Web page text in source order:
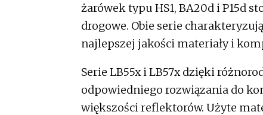
żarówek typu HS1, BA20d i P15d
drogowe. Obie serie
najlepszej jakości materiały i
Serie LB55x i LB57x dzięki
odpowiedniego rozwiązania do
większości reflektorów. Użyte